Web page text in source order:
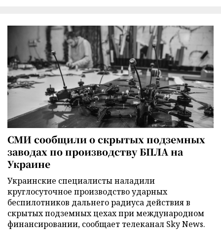
СМИ сообщили о скрытых подземных
заводах по производству БПЛА на
Украине
Украинские специалисты наладили
круглосуточное производство ударных
беспилотников дальнего радиуса действия в
скрытых подземных цехах при международном
финансировании, сообщает телеканал Sky News.